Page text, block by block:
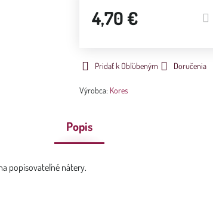
4,70 €
Pridať k Obľúbeným Doručenia
Výrobca: Kores
Popis
popisovateľné nátery.